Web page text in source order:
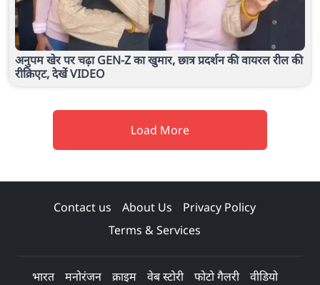
अनुपम खेर पर चढ़ा GEN-Z का खुमार, छात्र प्रदर्शन की वायरल रील की
रीक्रिएट, देखें VIDEO
Load More
Contact us About Us
Privacy Policy
Terms & Services
भारत मनोरंजन क्राइम वेब स्टोरी फोटो गैलरी वीडियो